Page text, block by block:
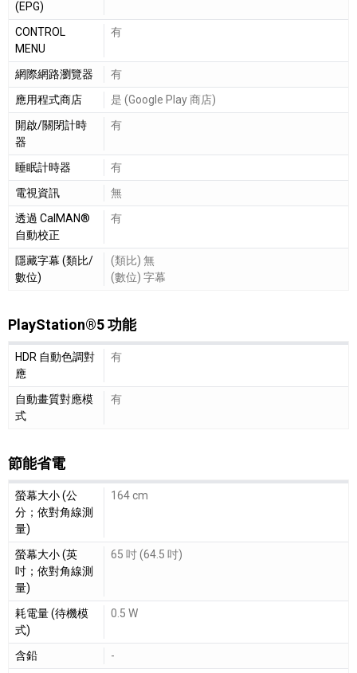
(EPG)
CONTROL
MENU
有
網際網路瀏覽器
有
應用程式商店
是 (Google Play 商店)
開啟/關閉計時
器
有
睡眠計時器
有
電視資訊
無
透過 CalMAN®
自動校正
有
隱藏字幕 (類比/
數位)
(類比) 無
(數位) 字幕
PlayStation®5 功能
PlayStation®5 功能細節敘述
HDR 自動色調對
應
有
自動畫質對應模
式
有
節能省電
節能省電細節敘述
螢幕大小 (公
分；依對角線測
量)
164 cm
螢幕大小 (英
吋；依對角線測
量)
65 吋 (64.5 吋)
耗電量 (待機模
式)
0.5 W
含鉛
-